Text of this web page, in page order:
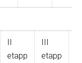
II
etapp
III
etapp